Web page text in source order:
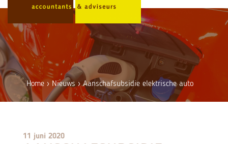
Home ›Nieuws ›Aanschafsubsidie elektrische auto
11 juni 2020